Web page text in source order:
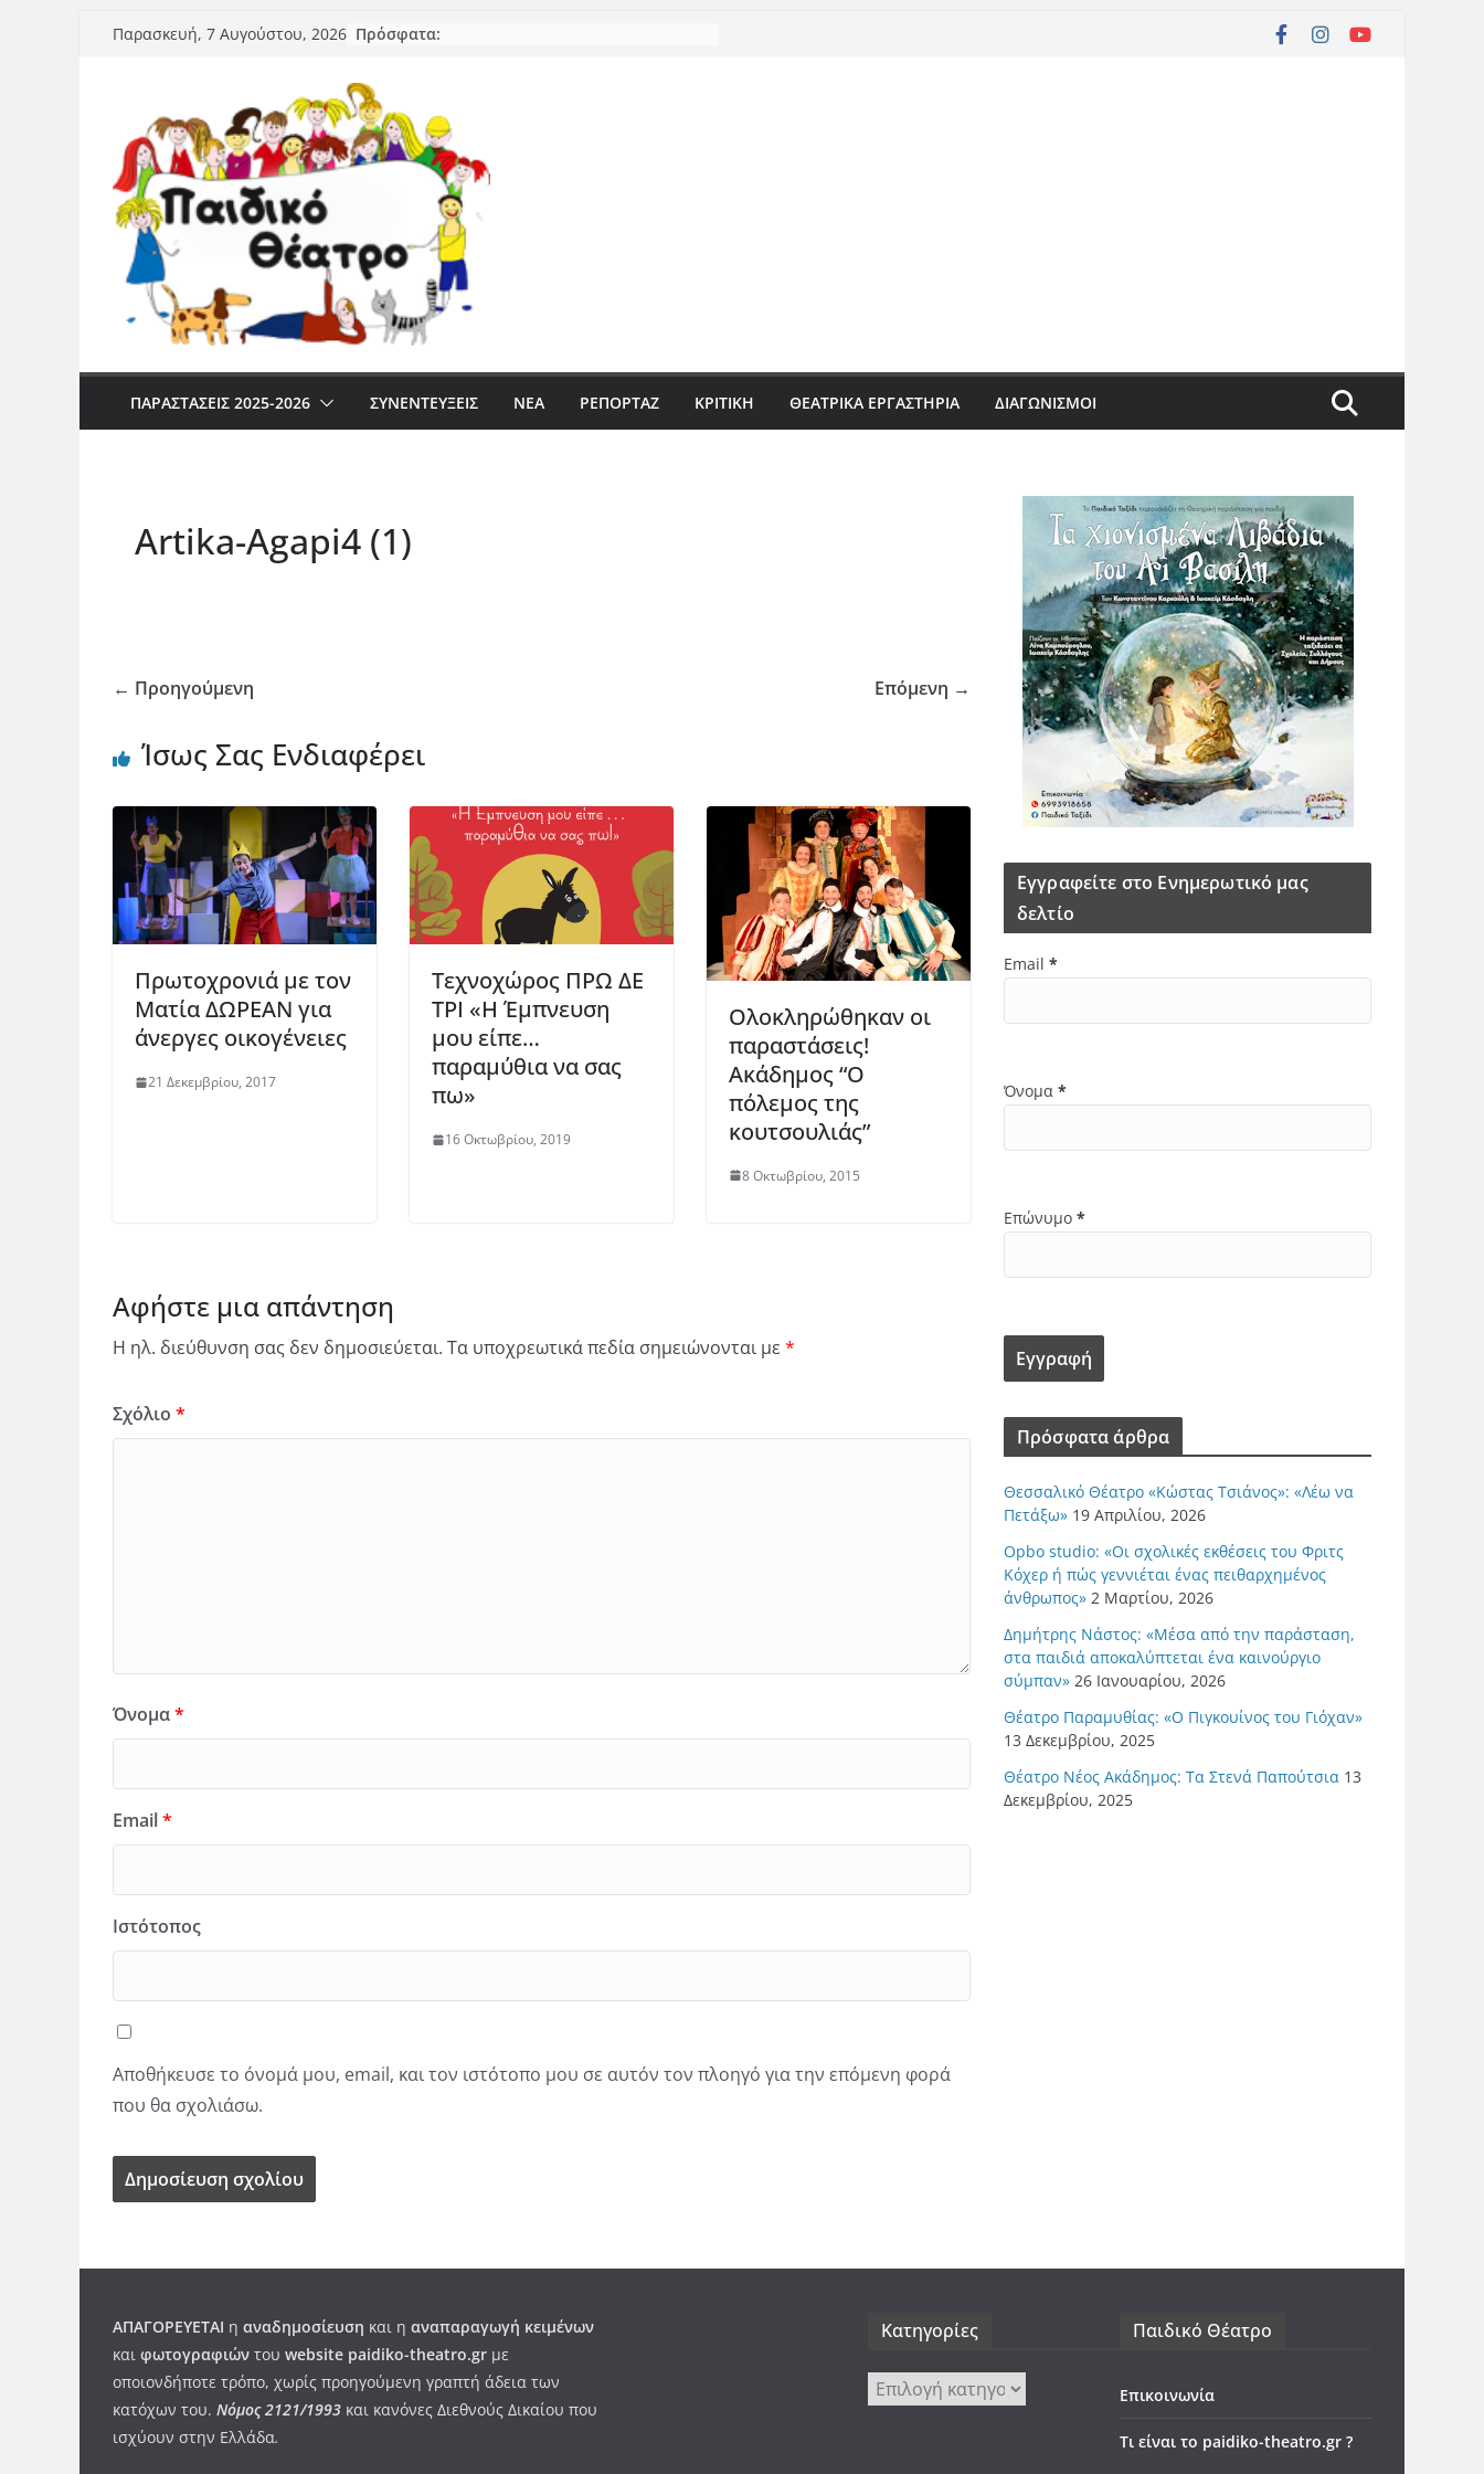
Μετάβαση
Παρασκευή, 7 Αυγούστου, 2026 Πρόσφατα:
ΠΑΡΑΣΤΆΣΕΙΣ 2025-2026 ΣΥΝΕΝΤΕΥΞΕΙΣ ΝΈΑ ΡΕΠΟΡΤΆΖ ΚΡΙΤΙΚΗ ΘΕΑΤΡΙΚΑ ΕΡΓΑΣΤΗΡΙΑ ΔΙΑΓΩΝΙΣΜΟΙ
Artika-Agapi4 (1)
← Προηγούμενη Επόμενη →
Ίσως Σας Ενδιαφέρει
Πρωτοχρονιά με τον
Ματία ΔΩΡΕΑΝ για
άνεργες οικογένειες
21 Δεκεμβρίου, 2017
Τεχνοχώρος ΠΡΩ ΔΕ
ΤΡΙ «Η Έμπνευση
μου είπε…
παραμύθια να σας
πω»
16 Οκτωβρίου, 2019
Ολοκληρώθηκαν οι
παραστάσεις!
Ακάδημος “Ο
πόλεμος της
κουτσουλιάς”
8 Οκτωβρίου, 2015
Αφήστε μια απάντηση
Η ηλ. διεύθυνση σας δεν δημοσιεύεται. Τα υποχρεωτικά πεδία σημειώνονται με *
Σχόλιο *
Όνομα*
Email*
Ιστότοπος
Αποθήκευσε το όνομά μου, email, και τον ιστότοπο μου σε αυτόν τον πλοηγό για την επόμενη φορά
που θα σχολιάσω.
Εγγραφείτε στο Ενημερωτικό μας
δελτίο
Email *
Όνομα *
Επώνυμο *
Πρόσφατα άρθρα
Θεσσαλικό Θέατρο «Κώστας Τσιάνος»: «Λέω να
Πετάξω» 19 Απριλίου, 2026
Opbo studio: «Οι σχολικές εκθέσεις του Φριτς
Κόχερ ή πώς γεννιέται ένας πειθαρχημένος
άνθρωπος» 2 Μαρτίου, 2026
Δημήτρης Νάστος: «Μέσα από την παράσταση,
στα παιδιά αποκαλύπτεται ένα καινούργιο
σύμπαν» 26 Ιανουαρίου, 2026
Θέατρο Παραμυθίας: «Ο Πιγκουίνος του Γιόχαν»
13 Δεκεμβρίου, 2025
Θέατρο Νέος Ακάδημος: Τα Στενά Παπούτσια 13
Δεκεμβρίου, 2025
ΑΠΑΓΟΡΕΥΕΤΑΙ η αναδημοσίευση και η αναπαραγωγή κειμένων
και φωτογραφιών του website paidiko-theatro.gr με
οποιονδήποτε τρόπο, χωρίς προηγούμενη γραπτή άδεια των
κατόχων του. Νόμος 2121/1993 και κανόνες Διεθνούς Δικαίου που
ισχύουν στην Ελλάδα.
Kατηγορίες
Kατηγορίες
Παιδικό Θέατρο
Επικοινωνία
Τι είναι το paidiko-theatro.gr ?